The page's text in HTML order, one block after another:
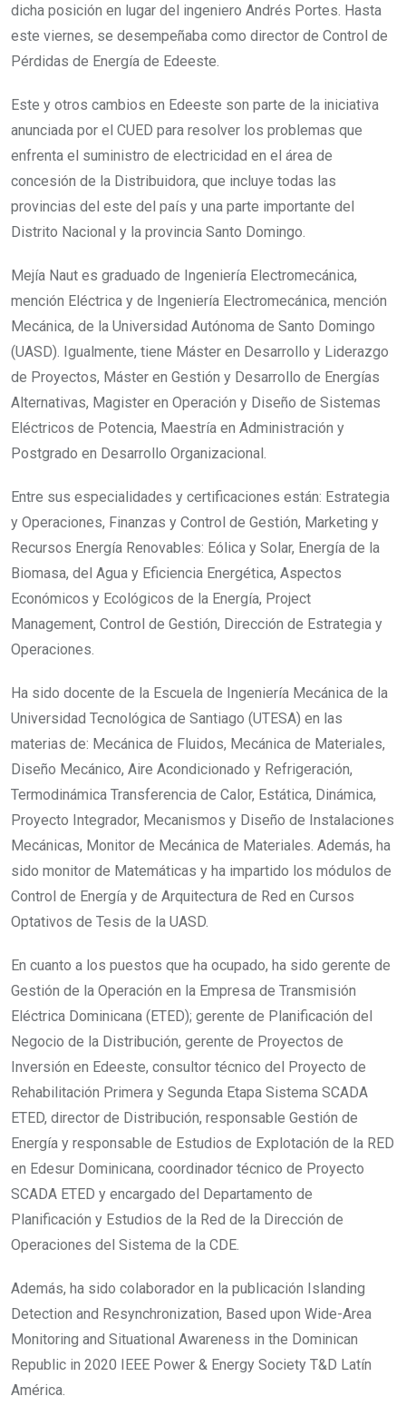
dicha posición en lugar del ingeniero Andrés Portes. Hasta
este viernes, se desempeñaba como director de Control de
Pérdidas de Energía de Edeeste.
Este y otros cambios en Edeeste son parte de la iniciativa
anunciada por el CUED para resolver los problemas que
enfrenta el suministro de electricidad en el área de
concesión de la Distribuidora, que incluye todas las
provincias del este del país y una parte importante del
Distrito Nacional y la provincia Santo Domingo.
Mejía Naut es graduado de Ingeniería Electromecánica,
mención Eléctrica y de Ingeniería Electromecánica, mención
Mecánica, de la Universidad Autónoma de Santo Domingo
(UASD). Igualmente, tiene Máster en Desarrollo y Liderazgo
de Proyectos, Máster en Gestión y Desarrollo de Energías
Alternativas, Magister en Operación y Diseño de Sistemas
Eléctricos de Potencia, Maestría en Administración y
Postgrado en Desarrollo Organizacional.
Entre sus especialidades y certificaciones están: Estrategia
y Operaciones, Finanzas y Control de Gestión, Marketing y
Recursos Energía Renovables: Eólica y Solar, Energía de la
Biomasa, del Agua y Eficiencia Energética, Aspectos
Económicos y Ecológicos de la Energía, Project
Management, Control de Gestión, Dirección de Estrategia y
Operaciones.
Ha sido docente de la Escuela de Ingeniería Mecánica de la
Universidad Tecnológica de Santiago (UTESA) en las
materias de: Mecánica de Fluidos, Mecánica de Materiales,
Diseño Mecánico, Aire Acondicionado y Refrigeración,
Termodinámica Transferencia de Calor, Estática, Dinámica,
Proyecto Integrador, Mecanismos y Diseño de Instalaciones
Mecánicas, Monitor de Mecánica de Materiales. Además, ha
sido monitor de Matemáticas y ha impartido los módulos de
Control de Energía y de Arquitectura de Red en Cursos
Optativos de Tesis de la UASD.
En cuanto a los puestos que ha ocupado, ha sido gerente de
Gestión de la Operación en la Empresa de Transmisión
Eléctrica Dominicana (ETED); gerente de Planificación del
Negocio de la Distribución, gerente de Proyectos de
Inversión en Edeeste, consultor técnico del Proyecto de
Rehabilitación Primera y Segunda Etapa Sistema SCADA
ETED, director de Distribución, responsable Gestión de
Energía y responsable de Estudios de Explotación de la RED
en Edesur Dominicana, coordinador técnico de Proyecto
SCADA ETED y encargado del Departamento de
Planificación y Estudios de la Red de la Dirección de
Operaciones del Sistema de la CDE.
Además, ha sido colaborador en la publicación Islanding
Detection and Resynchronization, Based upon Wide-Area
Monitoring and Situational Awareness in the Dominican
Republic in 2020 IEEE Power & Energy Society T&D Latín
América.